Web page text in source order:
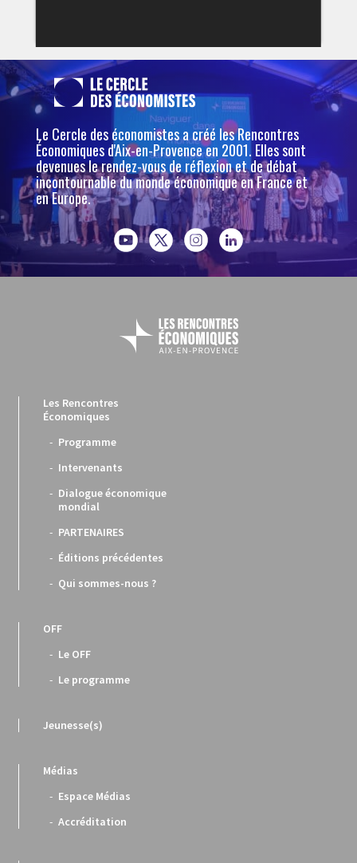
Le Cercle des économistes a créé les Rencontres
Économiques d'Aix-en-Provence en 2001. Elles sont
devenues le rendez-vous de réflexion et de débat
incontournable du monde économique en France et
en Europe.
Les Rencontres
Économiques
Programme
Intervenants
Dialogue économique
mondial
PARTENAIRES
Éditions précédentes
Qui sommes-nous ?
OFF
Le OFF
Le programme
Jeunesse(s)
Médias
Espace Médias
Accréditation